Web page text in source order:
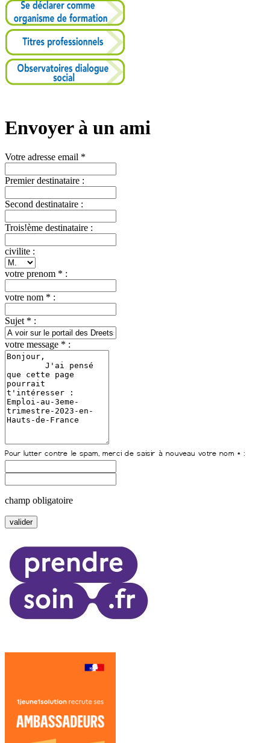
Envoyer à un ami
Votre adresse email *
Premier destinataire :
Second destinataire :
Trois!ème destinataire :
civilite :
votre prenom * :
votre nom * :
Sujet * :
votre message * :
champ obligatoire